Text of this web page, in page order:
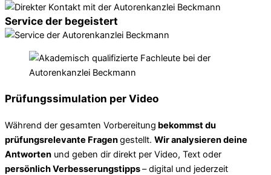
Service der begeistert
Prüfungssimulation per Video
Während der gesamten Vorbereitung bekommst du
prüfungsrelevante Fragengestellt. Wir analysieren deine
Antworten und geben dir direkt per Video, Text oder
persönlich Verbesserungstipps– digital und jederzeit